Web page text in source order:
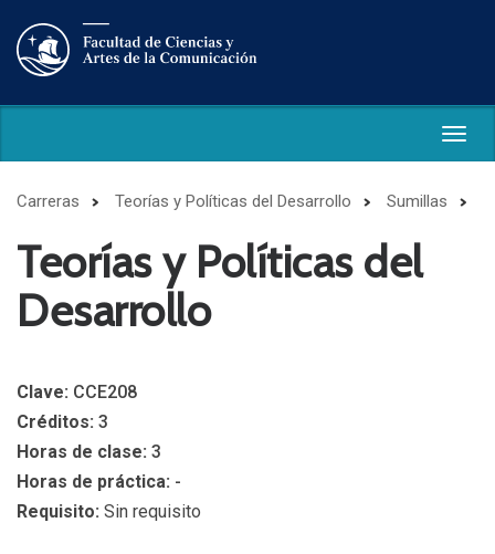
Carreras Teorías y Políticas del Desarrollo Sumillas
Teorías y Políticas del
Desarrollo
Clave: CCE208
Créditos: 3
Horas de clase: 3
Horas de práctica: -
Requisito: Sin requisito